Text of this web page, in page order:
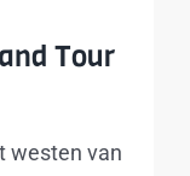
Tour
westen van